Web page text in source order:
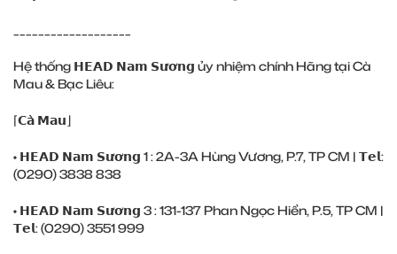
Hệ thống 𝗛𝗘𝗔𝗗 𝗡𝗮𝗺 𝗦𝘂̛𝗼̛𝗻𝗴 ủy nhiệm chính Hãng tại Cà
Mau & Bạc Liêu:
⌈𝗖𝗮̀ 𝗠𝗮𝘂⌋
• 𝗛𝗘𝗔𝗗 𝗡𝗮𝗺 𝗦𝘂̛𝗼̛𝗻𝗴 1 : 2A-3A Hùng Vương, P.7, TP CM | 𝗧𝗲𝗹:
(0290) ‎3838 838
• 𝗛𝗘𝗔𝗗 𝗡𝗮𝗺 𝗦𝘂̛𝗼̛𝗻𝗴 3 : 131-137 Phan Ngọc Hiển, P.5, TP CM |
𝗧𝗲𝗹: (0290) ‎3551 999